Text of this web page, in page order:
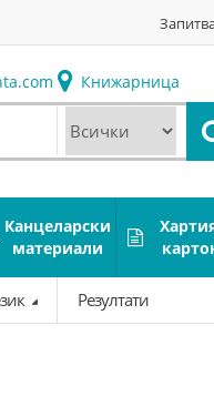
Книжарница
Канцеларски
материали
Резултати